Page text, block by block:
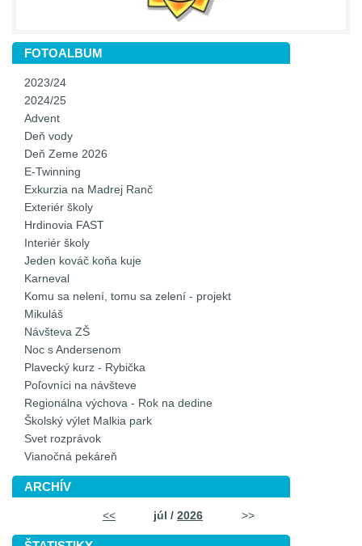
FOTOALBUM
2023/24
2024/25
Advent
Deň vody
Deň Zeme 2026
E-Twinning
Exkurzia na Madrej Ranč
Exteriér školy
Hrdinovia FAST
Interiér školy
Jeden kováč koňa kuje
Karneval
Komu sa nelení, tomu sa zelení - projekt
Mikuláš
Návšteva ZŠ
Noc s Andersenom
Plavecký kurz - Rybička
Poľovníci na návšteve
Regionálna výchova - Rok na dedine
Školský výlet Malkia park
Svet rozprávok
Vianočná pekáreň
ARCHÍV
<< júl / 2026 >>